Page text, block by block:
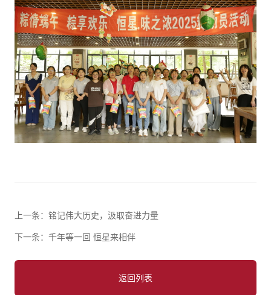
上一条： 铭记伟大历史，汲取奋进力量
下一条： 千年等一回 恒星来相伴
返回列表